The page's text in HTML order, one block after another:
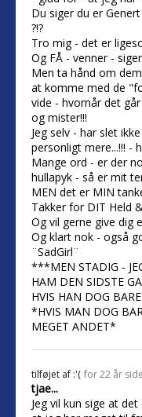
Du siger du er
?!?
Tro mig - det er
Og FÅ - venner -
Men ta hånd om
at komme med de
vide - hvornår det
og mister!!!
Jeg selv - har slet
personligt mere...!!! -
Mange ord - er der
hullapyk - så er mit
MEN det er MIN
Takker for DIT Held
Og vil gerne give dig
Og klart nok - også
¨SadGirl¨
***MEN STADIG -
HAM DEN SIDSTE
HVIS HAN DOG
*HVIS MAN DOG
MEGET ANDET*
tilføjet af :'( for 22 år
tjae...
Jeg vil kun sige at